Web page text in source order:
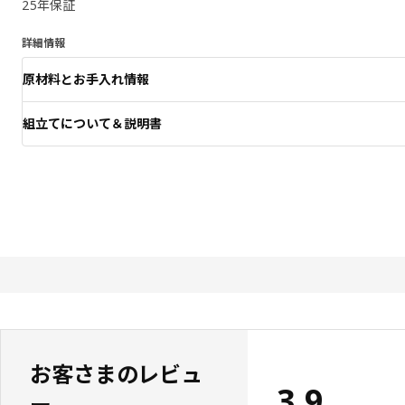
25年保証
詳細情報
原材料とお手入れ情報
組立てについて＆説明書
お客さまのレビュ